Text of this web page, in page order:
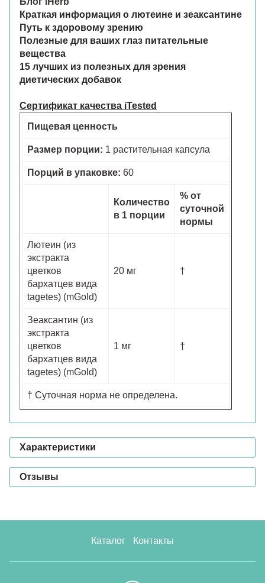
Краткая информация о лютеине и зеаксантине
Путь к здоровому зрению
Полезные для ваших глаз питательные
вещества
15 лучших из полезных для зрения
диетических добавок
Сертификат качества iTested
Пищевая ценность
Размер порции: 1 растительная капсула
Порций в упаковке: 60
Количество
в 1 порции
% от
суточной
нормы
Лютеин (из
экстракта
цветков
бархатцев вида
tagetes) (mGold)
20 мг †
Зеаксантин (из
экстракта
цветков
бархатцев вида
tagetes) (mGold)
1 мг †
† Суточная норма не определена.
Характеристики
Отзывы
Каталог Контакты